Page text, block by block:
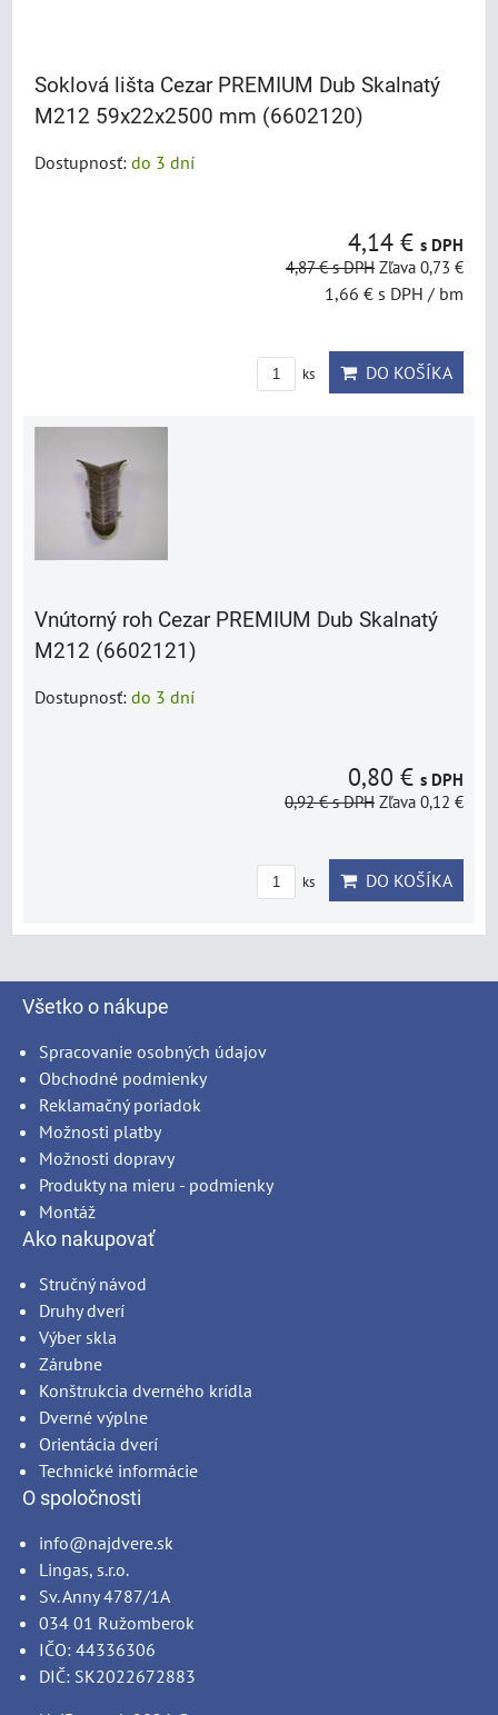
Soklová lišta Cezar PREMIUM Dub Skalnatý
M212 59x22x2500 mm (6602120)
Dostupnosť: do 3 dní
4,14 € s DPH
4,87 €s DPH Zľava 0,73 €
1,66 € s DPH / bm
ks DO KOŠÍKA
Vnútorný roh Cezar PREMIUM Dub Skalnatý
M212 (6602121)
Dostupnosť: do 3 dní
0,80 € s DPH
0,92 €s DPH Zľava 0,12 €
ks DO KOŠÍKA
Všetko o nákupe
Spracovanie osobných údajov
Obchodné podmienky
Reklamačný poriadok
Možnosti platby
Možnosti dopravy
Produkty na mieru - podmienky
Montáž
Ako nakupovať
Stručný návod
Druhy dverí
Výber skla
Zárubne
Konštrukcia dverného krídla
Dverné výplne
Orientácia dverí
Technické informácie
O spoločnosti
info@najdvere.sk
Lingas, s.r.o.
Sv. Anny 4787/1A
034 01 Ružomberok
IČO: 44336306
DIČ: SK2022672883